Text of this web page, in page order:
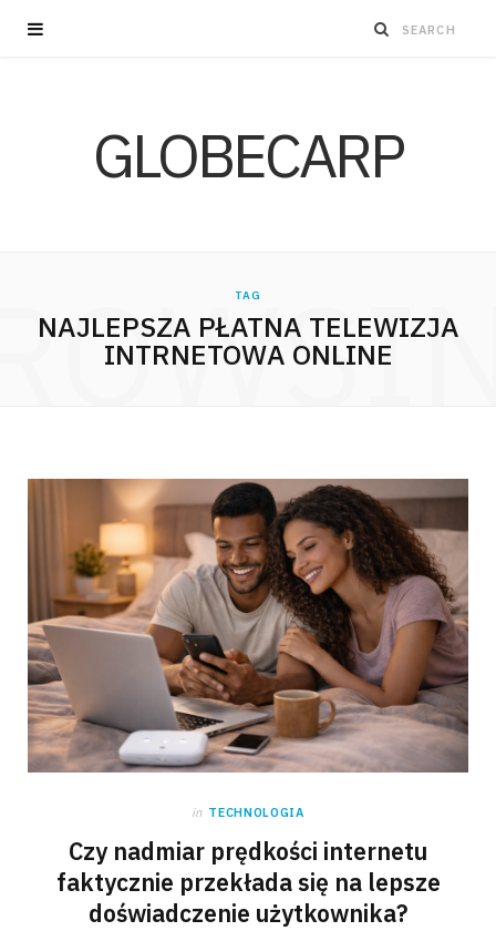
GLOBECARP
TAG
NAJLEPSZA PŁATNA TELEWIZJA
INTRNETOWA ONLINE
in TECHNOLOGIA
Czy nadmiar prędkości internetu
faktycznie przekłada się na lepsze
doświadczenie użytkownika?